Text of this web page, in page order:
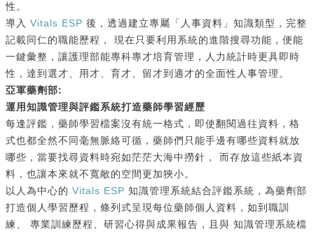
性。
導入 Vitals ESP 後，透過建立專屬「人事資料」知識類型，完整
記載同仁的職能歷程， 現在只要利用系統的進階搜尋功能，便能
一鍵彙整，讓護理部能專科專才培育管理，人力統計時更具即時
性，達到選才、用才、育才、留才到適才的全面性人事管理。
亞軍藥劑部:
運用知識管理與評鑑系統打造藥師學習經歷
每逢評鑑，藥師學習檔案沒有統一格式，即使翻閱過往資料，格
式也都全然不同毫無脈絡可循，藥師們只能手邊有哪些資料就放
哪些，當要找尋資料時宛如茫茫大海中撈針， 而存放這些紙本資
料，也讓本來就不寬敞的空間更加狹小。
以人為中心的 Vitals ESP 知識管理系統結合評鑑系統，為藥劑部
打造個人學習歷程，條列式呈現每位藥師個人資料，如到職訓
練、 專業訓練歷程、研習心得與成果報告，且與 知識管理系統檔